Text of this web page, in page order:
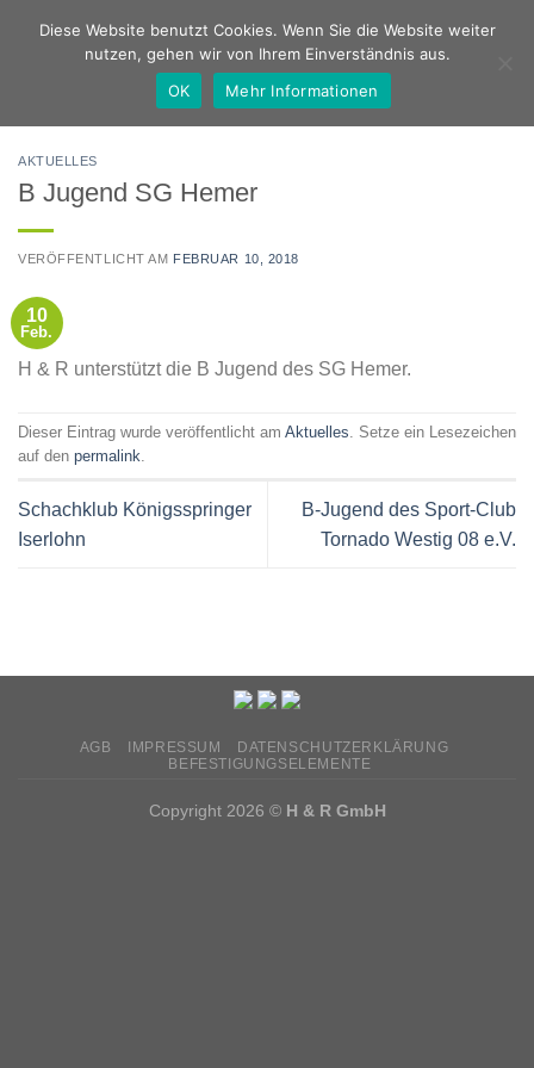
AKTUELLES
B Jugend SG Hemer
VERÖFFENTLICHT AM FEBRUAR 10, 2018
10
Feb.
H & R unterstützt die B Jugend des SG Hemer.
Dieser Eintrag wurde veröffentlicht am Aktuelles . Setze ein Lesezeichen
auf den permalink
Schachklub Königsspringer
Iserlohn
B-Jugend des Sport-Club
Tornado Westig 08 e.V.
AGB IMPRESSUM
DATENSCHUTZERKLÄRUNG
BEFESTIGUNGSELEMENTE
Copyright 2026 © H & R GmbH
Diese Website benutzt Cookies. Wenn Sie die Website weiter
nutzen, gehen wir von Ihrem Einverständnis aus.
OK
Mehr Informationen